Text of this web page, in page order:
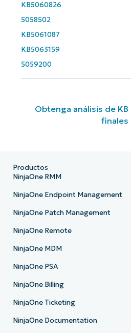
KB5060826
5058502
KB5061087
KB5063159
5059200
Obtenga análisis de
finales
Productos
NinjaOne RMM
NinjaOne Endpoint Management
NinjaOne Patch Management
NinjaOne Remote
NinjaOne MDM
NinjaOne PSA
NinjaOne Billing
NinjaOne Ticketing
NinjaOne Documentation